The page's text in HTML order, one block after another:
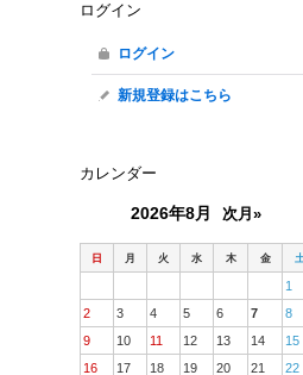
ログイン
ログイン
新規登録はこちら
カレンダー
2026年8月 次月»
日 月 火 水 木 金
1
2
3 4 5 6 7
8
9
10 11 12 13 14
15
16
17 18 19 20 21
22